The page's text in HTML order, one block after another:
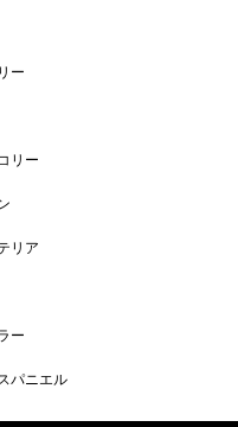
ー
リー
リア
ー
パニエル